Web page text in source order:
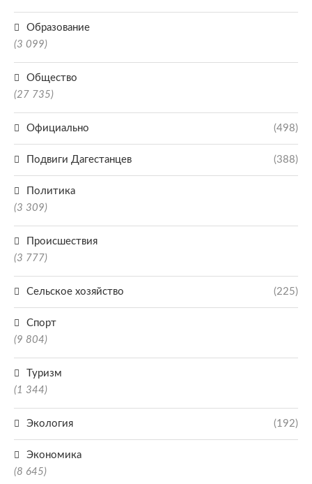
Образование
(3 099)
Общество
(27 735)
Официально (498)
Подвиги Дагестанцев (388)
Политика
(3 309)
Происшествия
(3 777)
Сельское хозяйство (225)
Спорт
(9 804)
Туризм
(1 344)
Экология (192)
Экономика
(8 645)